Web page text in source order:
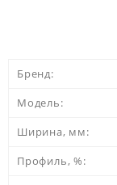
Бренд:
Модель:
Ширина, мм:
Профиль, %: